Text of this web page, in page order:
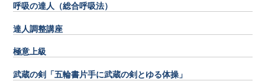
呼吸の達人（総合呼吸法）
達人調整講座
極意上級
武蔵の剣「五輪書片手に武蔵の剣とゆる体操」